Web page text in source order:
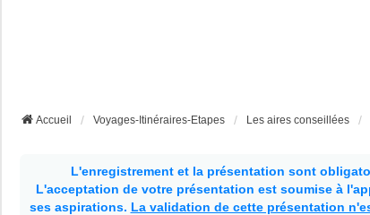
Accueil Voyages-Itinéraires-Etapes Les aires conseillées
L'enregistrement et la présentation sont
L'acceptation de votre présentation est soumise à
ses aspirations. La validation de cette présentation